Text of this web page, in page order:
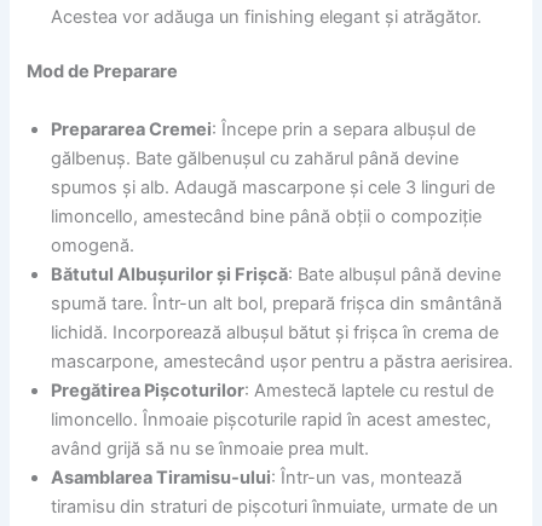
Acestea vor adăuga un finishing elegant și atrăgător.
Mod de Preparare
Prepararea Cremei: Începe prin a separa albușul de
gălbenuș. Bate gălbenușul cu zahărul până devine
spumos și alb. Adaugă mascarpone și cele 3 linguri de
limoncello, amestecând bine până obții o compoziție
omogenă.
Bătutul Albușurilor și Frișcă: Bate albușul până devine
spumă tare. Într-un alt bol, prepară frișca din smântână
lichidă. Incorporează albușul bătut și frișca în crema de
mascarpone, amestecând ușor pentru a păstra aerisirea.
Pregătirea Pișcoturilor: Amestecă laptele cu restul de
limoncello. Înmoaie pișcoturile rapid în acest amestec,
având grijă să nu se înmoaie prea mult.
Asamblarea Tiramisu-ului: Într-un vas, montează
tiramisu din straturi de pișcoturi înmuiate, urmate de un